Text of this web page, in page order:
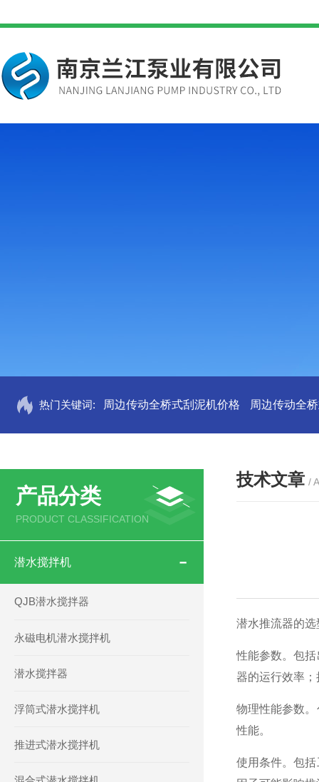
热门关键词: 周边传动全桥式刮泥机价格 周边传动全
产品分类
PRODUCT CLASSIFICATION
潜水搅拌机
QJB潜水搅拌器
永磁电机潜水搅拌机
潜水搅拌器
浮筒式潜水搅拌机
推进式潜水搅拌机
技术文章 /
潜水推流器的
性能参数。包
器的运行效率
物理性能参数
性能。
使用条件。包